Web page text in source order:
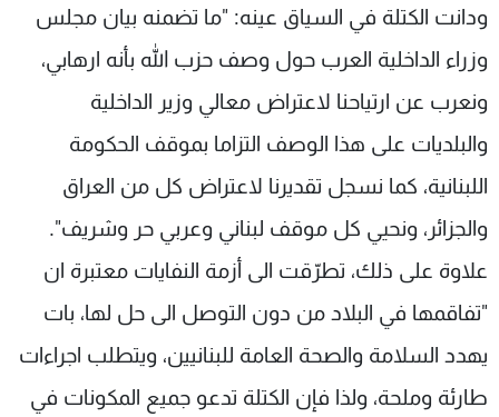
ودانت الكتلة في السياق عينه: "ما تضمنه بيان مجلس
وزراء الداخلية العرب حول وصف حزب الله بأنه ارهابي،
ونعرب عن ارتياحنا لاعتراض معالي وزير الداخلية
والبلديات على هذا الوصف التزاما بموقف الحكومة
اللبنانية، كما نسجل تقديرنا لاعتراض كل من العراق
والجزائر، ونحيي كل موقف لبناني وعربي حر وشريف".
علاوة على ذلك، تطرّقت الى أزمة النفايات معتبرة ان
"تفاقمها في البلاد من دون التوصل الى حل لها، بات
يهدد السلامة والصحة العامة للبنانيين، ويتطلب اجراءات
طارئة وملحة، ولذا فإن الكتلة تدعو جميع المكونات في